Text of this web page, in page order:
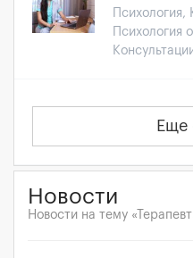
Психология,
Психология
Еще
Новости
Новости на тему